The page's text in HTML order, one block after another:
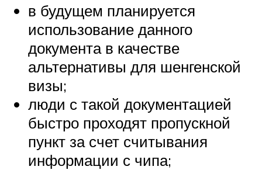
в будущем планируется
использование данного
документа в качестве
альтернативы для шенгенской
визы;
люди с такой документацией
быстро проходят пропускной
пункт за счет считывания
информации с чипа;